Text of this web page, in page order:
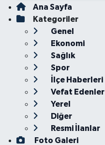
Ana Sayfa
Kategoriler
Genel
Ekonomi
Sağlık
Spor
İlçe Haberleri
Vefat Edenler
Yerel
Diğer
Resmi İlanlar
Foto Galeri